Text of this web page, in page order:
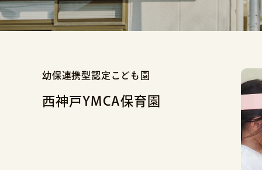
幼保連携型認定こども園
西神戸YMCA保育園